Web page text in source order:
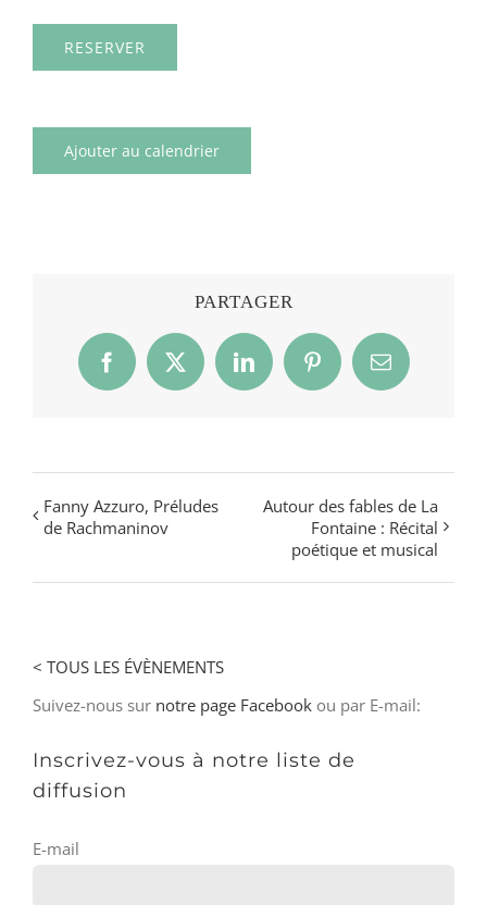
RESERVER
Ajouter au calendrier
PARTAGER
Facebook
X LinkedInPinterestEmail
Fanny Azzuro, Préludes
de Rachmaninov
Autour des fables de La
Fontaine : Récital
poétique et musical
< TOUS LES ÉVÈNEMENTS
Suivez-nous sur notre page Facebook ou par E-mail:
Inscrivez-vous à notre liste de
diffusion
E-mail